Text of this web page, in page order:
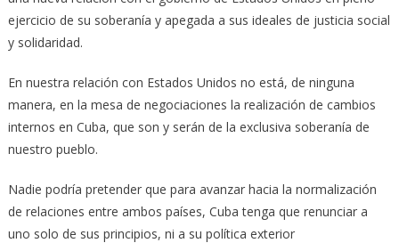
ejercicio de su soberanía y apegada a sus ideales de justicia social
y solidaridad.
En nuestra relación con Estados Unidos no está, de ninguna
manera, en la mesa de negociaciones la realización de cambios
internos en Cuba, que son y serán de la exclusiva soberanía de
nuestro pueblo.
Nadie podría pretender que para avanzar hacia la normalización
de relaciones entre ambos países, Cuba tenga que renunciar a
uno solo de sus principios, ni a su política exterior